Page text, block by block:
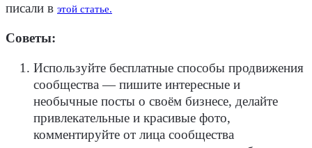
писали в этой статье.
Советы:
Используйте бесплатные способы продвижения
сообщества — пишите интересные и
необычные посты о своём бизнесе, делайте
привлекательные и красивые фото,
комментируйте от лица сообщества